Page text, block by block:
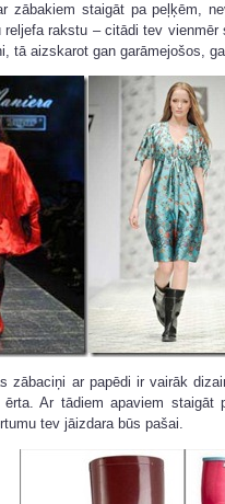
zābakiem staigāt pa peļķēm,
reljefa rakstu – citādi tev
tā aizskarot gan garāmejošos,
zābaciņi ar papēdi ir vairāk
Ar tādiem apaviem staigāt
tev jāizdara būs pašai.